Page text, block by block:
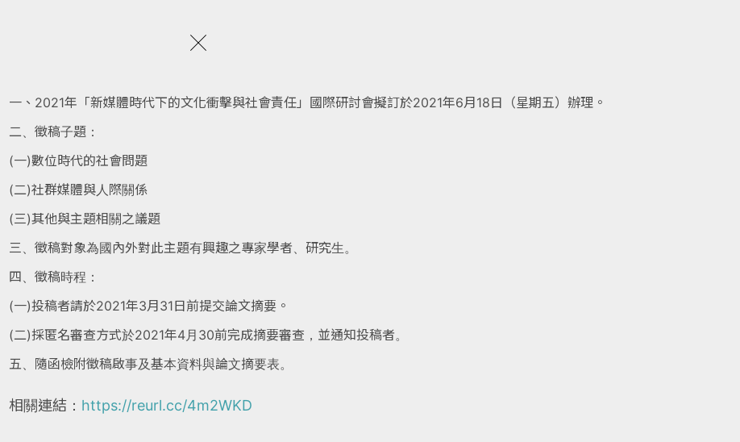
一、2021年「新媒體時代下的文化衝擊與社會責任」國際研討會擬訂於2021年6月18日（星期五）辦理。
二、徵稿子題：
(一)數位時代的社會問題
(二)社群媒體與人際關係
(三)其他與主題相關之議題
三、徵稿對象為國內外對此主題有興趣之專家學者、研究生。
四、徵稿時程：
(一)投稿者請於2021年3月31日前提交論文摘要。
(二)採匿名審查方式於2021年4月30前完成摘要審查，並通知投稿者。
五、隨函檢附徵稿啟事及基本資料與論文摘要表。
相關連結： https://reurl.cc/4m2WKD